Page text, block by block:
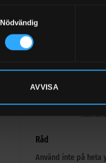
Nödvändig
AVVISA
God
Mycket god
Kan
Råd
Använd inte på